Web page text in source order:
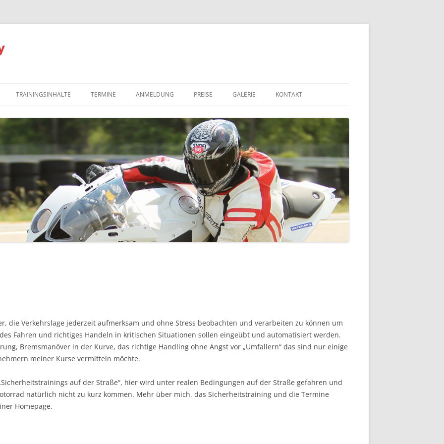
TRAININGSINHALTE TERMINE ANMELDUNG PREISE GALERIE KONTAKT
die Verkehrslage jederzeit aufmerksam und ohne Stress beobachten und verarbeiten zu können um
Fahren und richtiges Handeln in kritischen Situationen sollen eingeübt und automatisiert werden.
Bremsmanöver in der Kurve, das richtige Handling ohne Angst vor „Umfallern“ das sind nur einige
meiner Kurse vermitteln möchte.
auf der Straße“, hier wird unter realen Bedingungen auf der Straße gefahren und
natürlich nicht zu kurz kommen. Mehr über mich, das Sicherheitstraining und die Termine
Homepage.